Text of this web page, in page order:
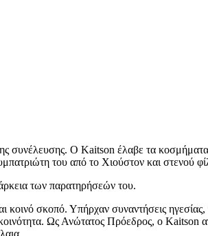
της συνέλευσης. Ο Kaitson έλαβε τα
του από το Χιούστον και στενού
των παρατηρήσεών του.
σκοπό. Υπήρχαν συναντήσεις ηγεσίας,
Ως Ανώτατος Πρόεδρος, ο Kaitson